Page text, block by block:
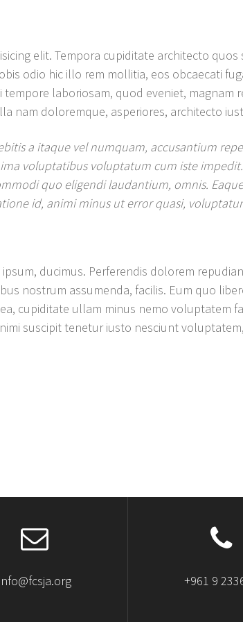
elit. Tempora cupiditate architecto
odio hic illo rem mollitia, eos obcaecati
laboriosam, quod eveniet, magnam
nam doloremque, asperiores, architecto
a itaque vel numquam, accusantium
voluptatibus voluptatum cum iste
quo eligendi laudantium, omnis.
id, animi minus ut error quasi,
ducimus. Perferendis dolorem
nostrum assumenda, facilis. Eum quo
cupiditate ullam minus nemo voluptatem
suscipit tenetur iusto nesciunt
info@fcsja.org +961 9